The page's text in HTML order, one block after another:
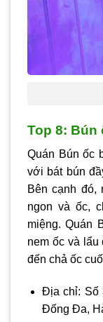
Top 8:
Quán Bún ốc
với bát bún
Bên cạnh đó,
ngon và ốc,
miệng. Quán
nem ốc và lẩu
đến chả ốc
Địa chỉ: Số
Đống Đa,